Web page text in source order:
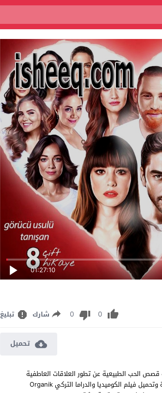
01:27:10
0
0 شارك تبليغ
تحميل
الحب الطبيعية عن تطور العلاقات العاطفية
بكل ما تحمله من تحديات وصعوبات مسلطة الضوء على صراع الشخصيات في الحب ، مشاهدة وتحميل فيلم الكوميديا والدراما التركي Organik